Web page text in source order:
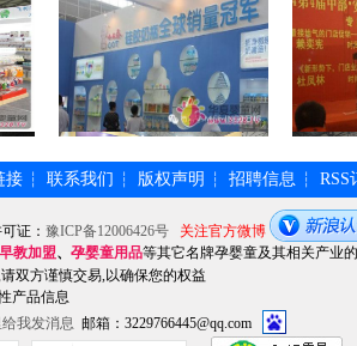
接 ┆ 联系我们 ┆ 版权声明 ┆ 招聘信息 ┆ RSS
证： 豫ICP备12006426号
关注官方微博
教加盟、 孕婴童用品等其它名牌孕婴童及其相关产业
双方谨慎交易,以确保您的权益
产品信息
邮箱：3229766445@qq.com